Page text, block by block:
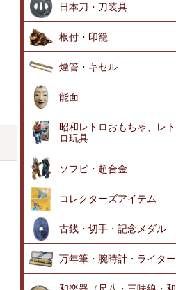
日本刀・刀装具
根付・印籠
煙管・キセル
能面
昭和レトロおもちゃ、レト
ロ玩具
ソフビ・超合金
コレクターズアイテム
古銭・切手・記念メダル
万年筆・腕時計・ライター